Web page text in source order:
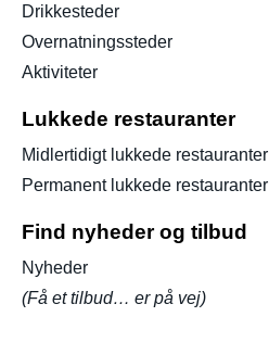
Drikkesteder
Overnatningssteder
Aktiviteter
Lukkede restauranter
Midlertidigt lukkede restauranter
Permanent lukkede restauranter
Find nyheder og tilbud
Nyheder
(Få et tilbud… er på vej)